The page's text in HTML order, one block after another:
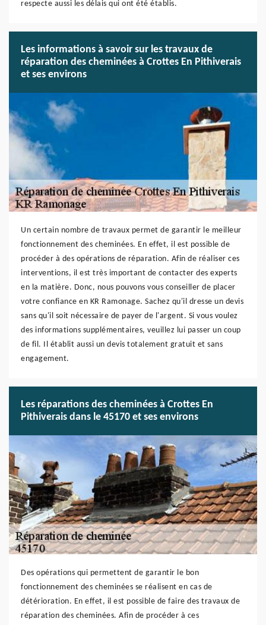
respecte aussi les délais qui ont été établis.
Les informations à savoir sur les travaux de
réparation des cheminées à Crottes En Pithiverais
et ses environs
Un certain nombre de travaux permet de garantir le meilleur
fonctionnement des cheminées. En effet, il est possible de
procéder à des opérations de réparation. Afin de réaliser ces
interventions, il est très important de contacter des experts
en la matière. Donc, nous pouvons vous conseiller de placer
votre confiance en KR Ramonage. Sachez qu'il dresse un devis
sans qu'il soit nécessaire de payer de l'argent. Si vous voulez
des informations supplémentaires, veuillez lui passer un coup
de fil. Il établit aussi un devis totalement gratuit et sans
engagement.
Les réparations des cheminées à Crottes En
Pithiverais dans le 45170 et ses environs
Des opérations qui permettent de garantir le bon
fonctionnement des cheminées se réalisent en cas de
détérioration. En effet, il est possible de faire des travaux de
réparation des cheminées. Afin de procéder à ces